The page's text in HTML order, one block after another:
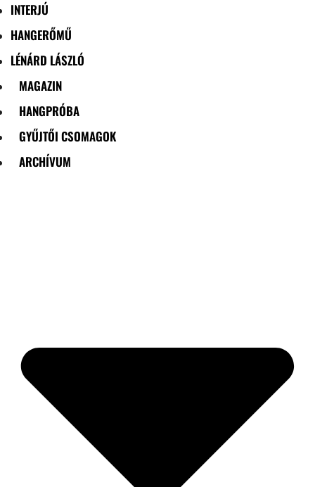
INTERJÚ
HANGERŐMŰ
LÉNÁRD LÁSZLÓ
MAGAZIN
HANGPRÓBA
GYŰJTŐI CSOMAGOK
ARCHÍVUM